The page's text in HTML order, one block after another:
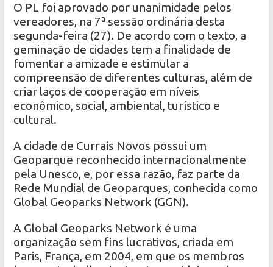
O PL foi aprovado por unanimidade pelos
vereadores, na 7ª sessão ordinária desta
segunda-feira (27). De acordo com o texto, a
geminação de cidades tem a finalidade de
fomentar a amizade e estimular a
compreensão de diferentes culturas, além de
criar laços de cooperação em níveis
econômico, social, ambiental, turístico e
cultural.
A cidade de Currais Novos possui um
Geoparque reconhecido internacionalmente
pela Unesco, e, por essa razão, faz parte da
Rede Mundial de Geoparques, conhecida como
Global Geoparks Network (GGN).
A Global Geoparks Network é uma
organização sem fins lucrativos, criada em
Paris, França, em 2004, em que os membros